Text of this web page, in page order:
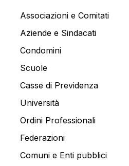
Associazioni e Comitati
Aziende e Sindacati
Condomini
Scuole
Casse di Previdenza
Università
Ordini Professionali
Federazioni
Comuni e Enti pubblici